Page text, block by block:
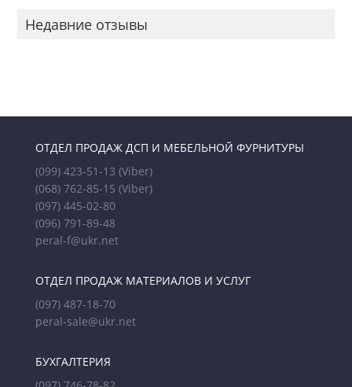
Недавние отзывы
ОТДЕЛ ПРОДАЖ ДСП И МЕБЕЛЬНОЙ ФУРНИТУРЫ
(099) 423-51-13 (Viber)
(068) 762-85-15 (Viber)
(097) 445-02-80
(096) 791-89-48
peral-f@ukr.net
ОТДЕЛ ПРОДАЖ МАТЕРИАЛОВ И УСЛУГ
(097) 487-18-70
peral-sale@ukr.net
БУХГАЛТЕРИЯ